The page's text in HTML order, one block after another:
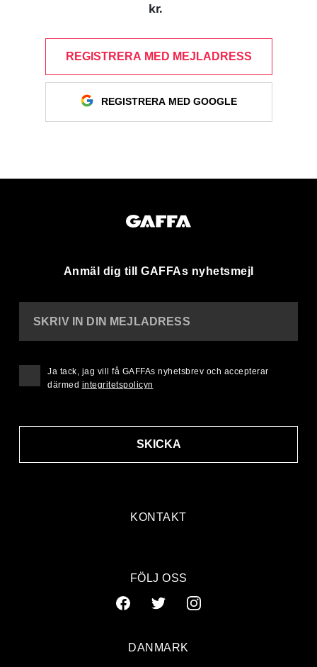
kr.
REGISTRERA MED MEJLADRESS
REGISTRERA MED GOOGLE
Anmäl dig till GAFFAs nyhetsmejl
KONTAKT
SKRIV IN DIN MEJLADRESS
SKICKA
Ja tack, jag vill få GAFFAs nyhetsbrev och accepterar
därmed integritetspolicyn
FÖLJ OSS
DANMARK